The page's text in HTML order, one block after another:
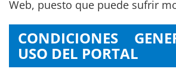
Web, puesto que puede sufrir
CONDICIONES
USO DEL PORTAL